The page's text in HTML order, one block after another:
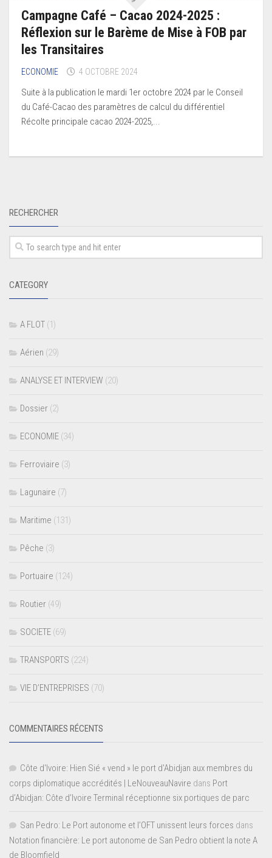
Campagne Café – Cacao 2024-2025 :
Réflexion sur le Barème de Mise à FOB par
les Transitaires
ECONOMIE 4 OCTOBRE 2024
Suite à la publication le mardi 1er octobre 2024 par le Conseil
du Café-Cacao des paramètres de calcul du différentiel
Récolte principale cacao 2024-2025,...
RECHERCHER
CATEGORY
A FLOT (1)
Aérien (29)
ANALYSE ET INTERVIEW (20)
Dossier (2)
ECONOMIE (34)
Ferroviaire (3)
Lagunaire (7)
Maritime (131)
Pêche (3)
Portuaire (124)
Routier (49)
SOCIETE (69)
TRANSPORTS (224)
VIE D’ENTREPRISES (70)
COMMENTAIRES RÉCENTS
Côte d'Ivoire: Hien Sié « vend » le port d'Abidjan aux membres du
corps diplomatique accrédités | LeNouveauNavire dans Port
d’Abidjan: Côte d’Ivoire Terminal réceptionne six portiques de parc
San Pedro: Le Port autonome et l’OFT unissent leurs forces dans
Notation financière: Le port autonome de San Pedro obtient la note A
de Bloomfield